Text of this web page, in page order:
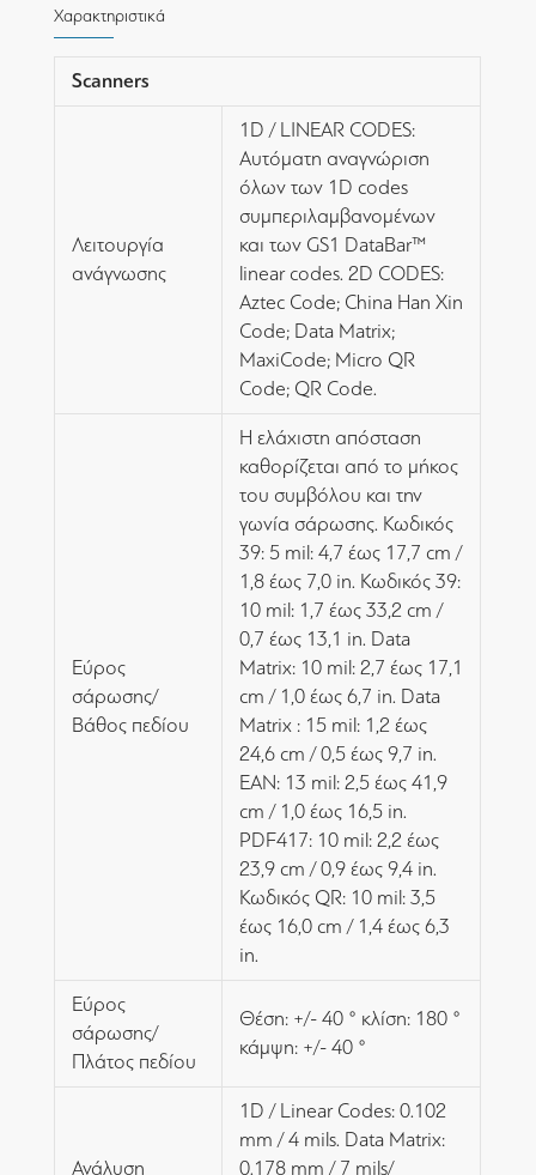
Χαρακτηριστικά
Scanners
Λειτουργία
ανάγνωσης
1D / LINEAR CODES:
Αυτόματη αναγνώριση
όλων των 1D codes
συμπεριλαμβανομένων
και των GS1 DataBar™
linear codes. 2D CODES:
Aztec Code; China Han Xin
Code; Data Matrix;
MaxiCode; Micro QR
Code; QR Code.
Εύρος
σάρωσης/
Βάθος πεδίου
Η ελάχιστη απόσταση
καθορίζεται από το μήκος
του συμβόλου και την
γωνία σάρωσης. Κωδικός
39: 5 mil: 4,7 έως 17,7 cm /
1,8 έως 7,0 in. Κωδικός 39:
10 mil: 1,7 έως 33,2 cm /
0,7 έως 13,1 in. Data
Matrix: 10 mil: 2,7 έως 17,1
cm / 1,0 έως 6,7 in. Data
Matrix : 15 mil: 1,2 έως
24,6 cm / 0,5 έως 9,7 in.
EAN: 13 mil: 2,5 έως 41,9
cm / 1,0 έως 16,5 in.
PDF417: 10 mil: 2,2 έως
23,9 cm / 0,9 έως 9,4 in.
Κωδικός QR: 10 mil: 3,5
έως 16,0 cm / 1,4 έως 6,3
in.
Εύρος
σάρωσης/
Πλάτος πεδίου
Θέση: +/- 40 ° κλίση: 180 °
κάμψη: +/- 40 °
Ανάλυση
1D / Linear Codes: 0.102
mm / 4 mils. Data Matrix:
0.178 mm / 7 mils/